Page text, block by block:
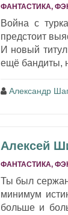
ФАНТАСТИКА,
Война с
предстоит
И новый
ещё бандиты,
Александр
Алексей
ФАНТАСТИКА,
Ты был
минимум
больше и